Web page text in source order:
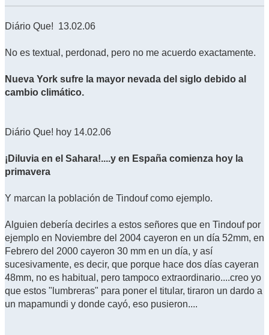
Diário Que! 13.02.06
No es textual, perdonad, pero no me acuerdo exactamente.
Nueva York sufre la mayor nevada del siglo debido al
cambio climático.
Diário Que! hoy 14.02.06
¡Diluvia en el Sahara!....y en España comienza hoy la
primavera
Y marcan la población de Tindouf como ejemplo.
Alguien debería decirles a estos señores que en Tindouf por
ejemplo en Noviembre del 2004 cayeron en un día 52mm, en
Febrero del 2000 cayeron 30 mm en un día, y así
sucesivamente, es decir, que porque hace dos días cayeran
48mm, no es habitual, pero tampoco extraordinario....creo yo
que estos "lumbreras" para poner el titular, tiraron un dardo a
un mapamundi y donde cayó, eso pusieron....